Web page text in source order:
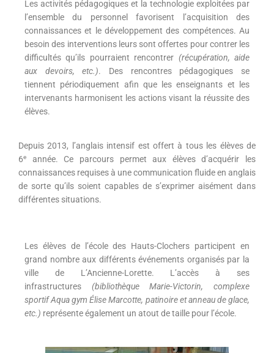
Les activités pédagogiques et la technologie exploitées par
l’ensemble du personnel favorisent l’acquisition des
connaissances et le développement des compétences. Au
besoin des interventions leurs sont offertes pour contrer les
difficultés qu’ils pourraient rencontrer (récupération, aide
aux devoirs, etc.). Des rencontres pédagogiques se
tiennent périodiquement afin que les enseignants et les
intervenants harmonisent les actions visant la réussite des
élèves.
Depuis 2013, l’anglais intensif est offert à tous les élèves de
6e
année. Ce parcours permet aux élèves d’acquérir les
connaissances requises à une communication fluide en anglais
de sorte qu’ils soient capables de s’exprimer aisément dans
différentes situations.
Les élèves de l’école des Hauts-Clochers participent en
grand nombre aux différents événements organisés par la
ville de L’Ancienne-Lorette. L’accès à ses
infrastructures (bibliothèque Marie-Victorin, complexe
sportif Aqua gym Élise Marcotte, patinoire et anneau de glace,
etc.) représente également un atout de taille pour l’école.